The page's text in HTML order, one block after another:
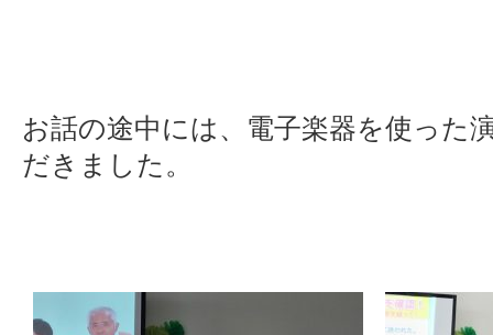
お話の途中には、電子楽器を使った
だきました。